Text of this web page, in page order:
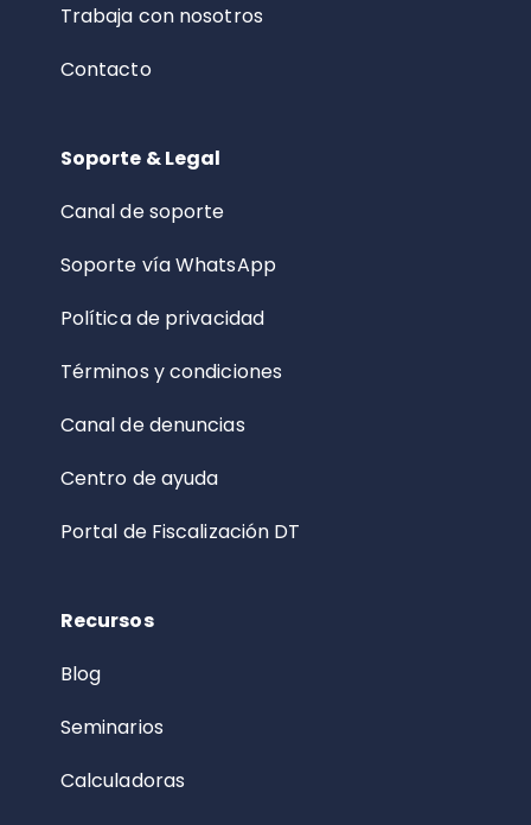
Trabaja con nosotros
Contacto
Soporte & Legal
Canal de soporte
Soporte vía WhatsApp
Política de privacidad
Términos y condiciones
Canal de denuncias
Centro de ayuda
Portal de Fiscalización DT
Recursos
Blog
Seminarios
Calculadoras